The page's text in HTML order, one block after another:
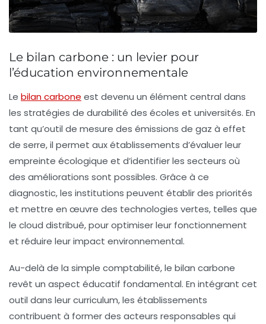
Le bilan carbone : un levier pour
l’éducation environnementale
Le bilan carbone est devenu un élément central dans
les stratégies de durabilité des écoles et universités. En
tant qu’outil de mesure des émissions de gaz à effet
de serre, il permet aux établissements d’évaluer leur
empreinte écologique et d’identifier les secteurs où
des améliorations sont possibles. Grâce à ce
diagnostic, les institutions peuvent établir des priorités
et mettre en œuvre des technologies vertes, telles que
le cloud distribué, pour optimiser leur fonctionnement
et réduire leur impact environnemental.
Au-delà de la simple comptabilité, le bilan carbone
revêt un aspect éducatif fondamental. En intégrant cet
outil dans leur curriculum, les établissements
contribuent à former des acteurs responsables qui